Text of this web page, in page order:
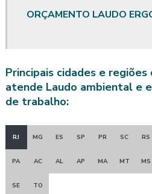
Avaliação quantitativa de ruído
Avaliação quantitativa de vibração
Clínica de exame admissional
Clínica exame admissional
ORÇAMENTO LAUDO
Principais cidades e
atende Laudo ambiental e
de trabalho:
RJ MG ES SP PR SC RS
PA AC AL AP MA MT MS
SE TO